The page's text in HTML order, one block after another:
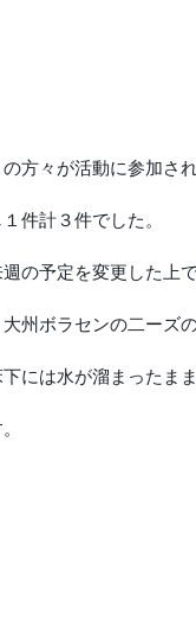
方々が活動に参加され
件計３件でした。
の予定を変更した上
州ボラセンの二ーズ
には水が溜まったま